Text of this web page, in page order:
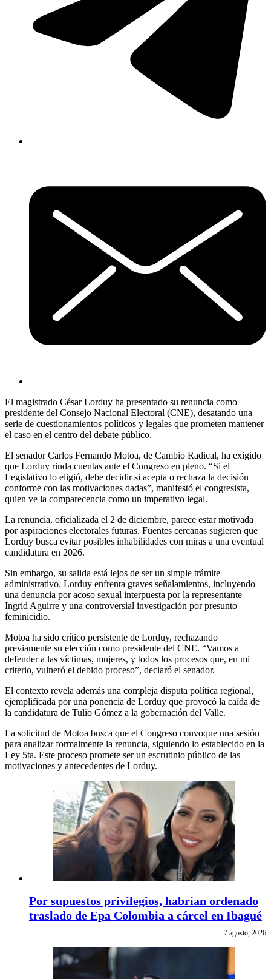
El magistrado César Lorduy ha presentado su renuncia como
presidente del Consejo Nacional Electoral (CNE), desatando una
serie de cuestionamientos políticos y legales que prometen mantener
el caso en el centro del debate público.
El senador Carlos Fernando Motoa, de Cambio Radical, ha exigido
que Lorduy rinda cuentas ante el Congreso en pleno. “Si el
Legislativo lo eligió, debe decidir si acepta o rechaza la decisión
conforme con las motivaciones dadas”, manifestó el congresista,
quien ve la comparecencia como un imperativo legal.
La renuncia, oficializada el 2 de diciembre, parece estar motivada
por aspiraciones electorales futuras. Fuentes cercanas sugieren que
Lorduy busca evitar posibles inhabilidades con miras a una eventual
candidatura en 2026.
Sin embargo, su salida está lejos de ser un simple trámite
administrativo. Lorduy enfrenta graves señalamientos, incluyendo
una denuncia por acoso sexual interpuesta por la representante
Ingrid Aguirre y una controversial investigación por presunto
feminicidio.
Motoa ha sido crítico persistente de Lorduy, rechazando
previamente su elección como presidente del CNE. “Vamos a
defender a las víctimas, mujeres, y todos los procesos que, en mi
criterio, vulneró el debido proceso”, declaró el senador.
El contexto revela además una compleja disputa política regional,
ejemplificada por una ponencia de Lorduy que provocó la caída de
la candidatura de Tulio Gómez a la gobernación del Valle.
La solicitud de Motoa busca que el Congreso convoque una sesión
para analizar formalmente la renuncia, siguiendo lo establecido en la
Ley 5ta. Este proceso promete ser un escrutinio público de las
motivaciones y antecedentes de Lorduy.
Por supuestos privilegios, habrían ordenado
traslado de Epa Colombia a cárcel en Ibagué
7 agosto, 2026